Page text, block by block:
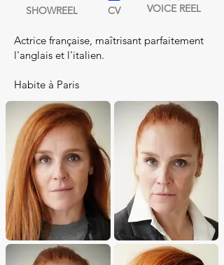
SHOWREEL CV VOICE REEL
Actrice française, maîtrisant parfaitement
l'anglais et l'italien.
Habite à Paris